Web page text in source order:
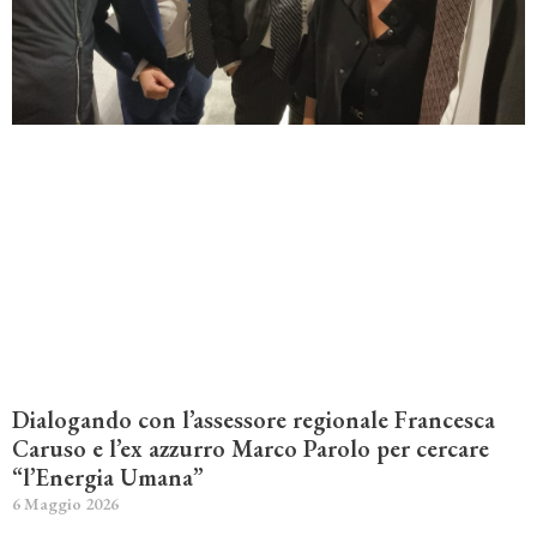
Dialogando con l’assessore regionale Francesca
Caruso e l’ex azzurro Marco Parolo per cercare
“l’Energia Umana”
6 Maggio 2026